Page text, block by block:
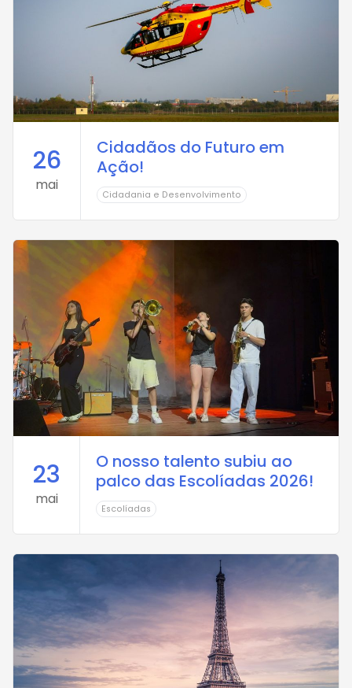
26
mai
Cidadãos do Futuro em
Ação!
Cidadania e Desenvolvimento
23
mai
O nosso talento subiu ao
palco das Escolíadas 2026!
Escolíadas